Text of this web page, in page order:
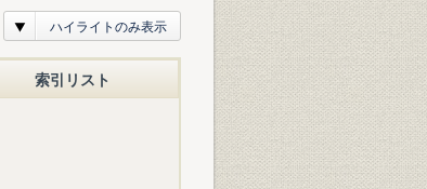
ハイライトのみ表示
索引リスト